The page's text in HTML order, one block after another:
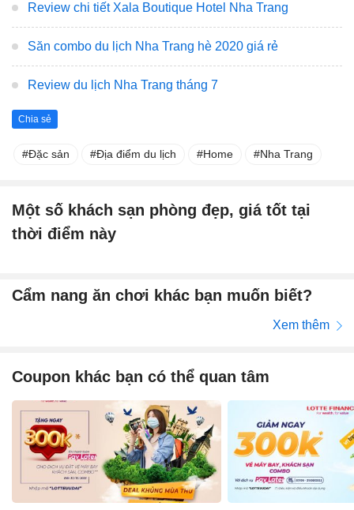
Review chi tiết Xala Boutique Hotel Nha Trang
Săn combo du lịch Nha Trang hè 2020 giá rẻ
Review du lịch Nha Trang tháng 7
Chia sẻ
Đặc sản Địa điểm du lịch Home Nha Trang
Một số khách sạn phòng đẹp, giá tốt tại
thời điểm này
Cẩm nang ăn chơi khác bạn muốn biết?
Xem thêm
Coupon khác bạn có thể quan tâm